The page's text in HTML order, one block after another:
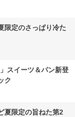
限定のさっぱり冷た
スイーツ＆パン新登
ク
夏限定の旨ねた第2